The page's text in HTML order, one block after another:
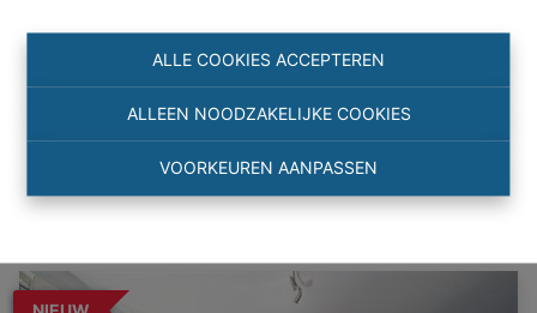
ALLE COOKIES ACCEPTEREN
ALLEEN NOODZAKELIJKE COOKIES
VOORKEUREN AANPASSEN
Filter